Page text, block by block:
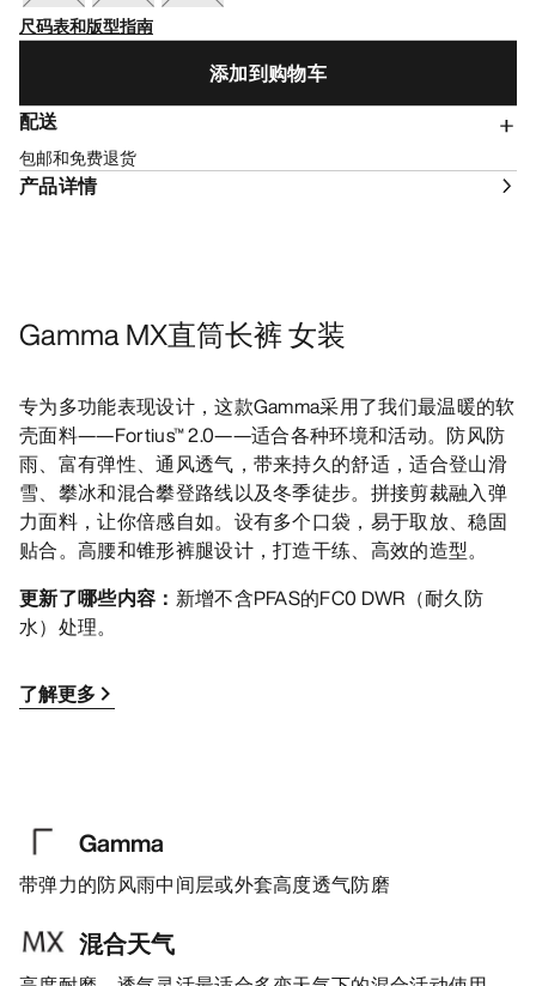
尺码表和版型指南
添加到购物车
配送
包邮和免费退货
产品详情
Gamma MX直筒长裤 女装
专为多功能表现设计，这款Gamma采用了我们最温暖的软
壳面料——Fortius™ 2.0——适合各种环境和活动。防风防
雨、富有弹性、通风透气，带来持久的舒适，适合登山滑
雪、攀冰和混合攀登路线以及冬季徒步。拼接剪裁融入弹
力面料，让你倍感自如。设有多个口袋，易于取放、稳固
贴合。高腰和锥形裤腿设计，打造干练、高效的造型。
更新了哪些内容： 新增不含PFAS的FC0 DWR（耐久防
水）处理。
了解更多
Gamma
带弹力的防风雨中间层或外套高度透气防磨
混合天气